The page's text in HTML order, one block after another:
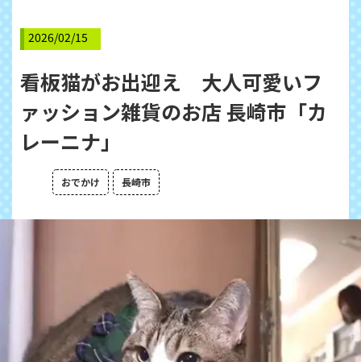
2026/02/15
看板猫がお出迎え 大人可愛いフ
ァッション雑貨のお店 長崎市「カ
レーニナ」
おでかけ 長崎市